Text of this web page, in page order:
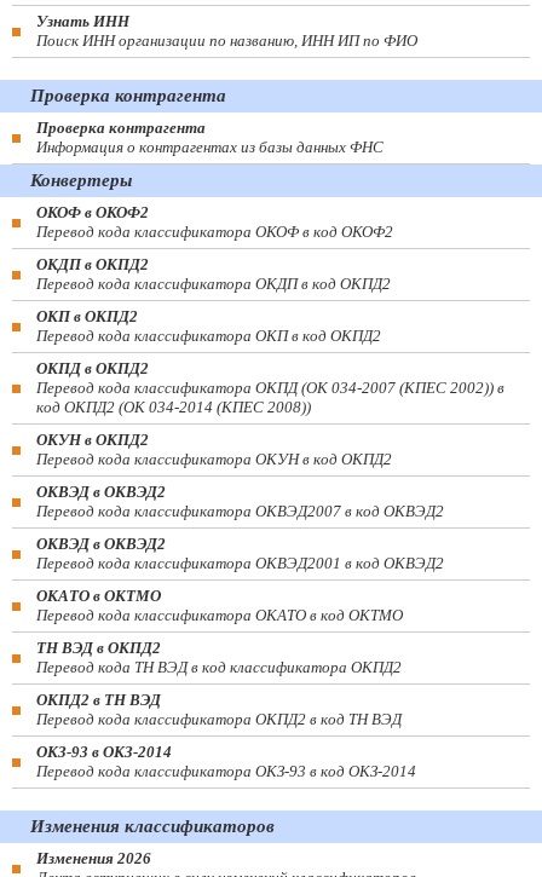
Узнать ИНН
Поиск ИНН организации по названию, ИНН ИП по ФИО
Проверка контрагента
Проверка контрагента
Информация о контрагентах из базы данных ФНС
Конвертеры
ОКОФ в ОКОФ2
Перевод кода классификатора ОКОФ в код ОКОФ2
ОКДП в ОКПД2
Перевод кода классификатора ОКДП в код ОКПД2
ОКП в ОКПД2
Перевод кода классификатора ОКП в код ОКПД2
ОКПД в ОКПД2
Перевод кода классификатора ОКПД (ОК 034-2007 (КПЕС 2002)) в
код ОКПД2 (ОК 034-2014 (КПЕС 2008))
ОКУН в ОКПД2
Перевод кода классификатора ОКУН в код ОКПД2
ОКВЭД в ОКВЭД2
Перевод кода классификатора ОКВЭД2007 в код ОКВЭД2
ОКВЭД в ОКВЭД2
Перевод кода классификатора ОКВЭД2001 в код ОКВЭД2
ОКАТО в ОКТМО
Перевод кода классификатора ОКАТО в код ОКТМО
ТН ВЭД в ОКПД2
Перевод кода ТН ВЭД в код классификатора ОКПД2
ОКПД2 в ТН ВЭД
Перевод кода классификатора ОКПД2 в код ТН ВЭД
ОКЗ-93 в ОКЗ-2014
Перевод кода классификатора ОКЗ-93 в код ОКЗ-2014
Изменения классификаторов
Изменения 2026